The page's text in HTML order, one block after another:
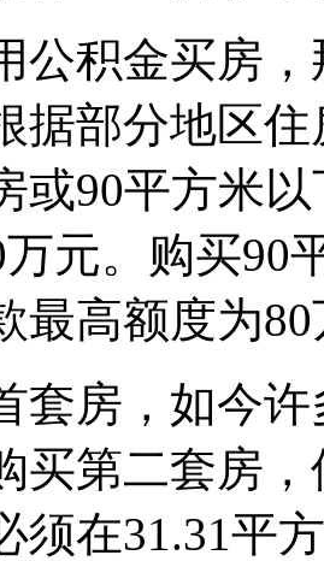
公积金买房
据部分地区
或90平方米
元。购买90
最高额度为
房，如今许
买第二套房
须在31.31平